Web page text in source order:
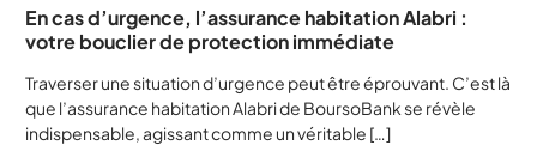
En cas d’urgence, l’assurance habitation Alabri :
votre bouclier de protection immédiate
Traverser une situation d’urgence peut être éprouvant. C’est là
que l’assurance habitation Alabri de BoursoBank se révèle
indispensable, agissant comme un véritable […]